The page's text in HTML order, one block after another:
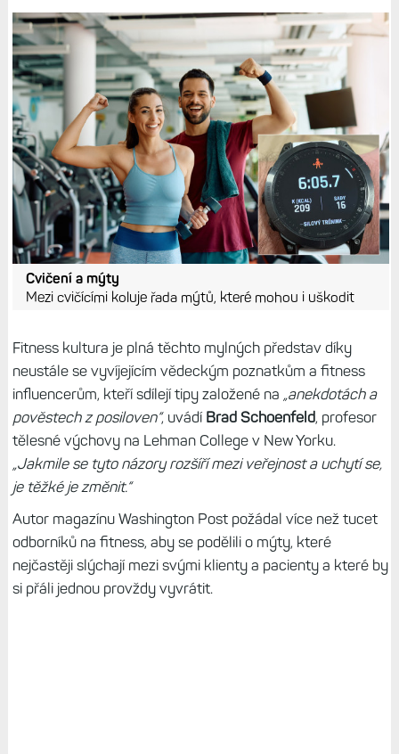
Cvičení a mýty
Mezi cvičícími koluje řada mýtů, které mohou i uškodit
Fitness kultura je plná těchto mylných představ díky
neustále se vyvíjejícím vědeckým poznatkům a fitness
influencerům, kteří sdílejí tipy založené na „anekdotách a
pověstech z posiloven“, uvádí Brad Schoenfeld, profesor
tělesné výchovy na Lehman College v New Yorku.
„Jakmile se tyto názory rozšíří mezi veřejnost a uchytí se,
je těžké je změnit.“
Autor magazínu Washington Post požádal více než tucet
odborníků na fitness, aby se podělili o mýty, které
nejčastěji slýchají mezi svými klienty a pacienty a které by
si přáli jednou provždy vyvrátit.